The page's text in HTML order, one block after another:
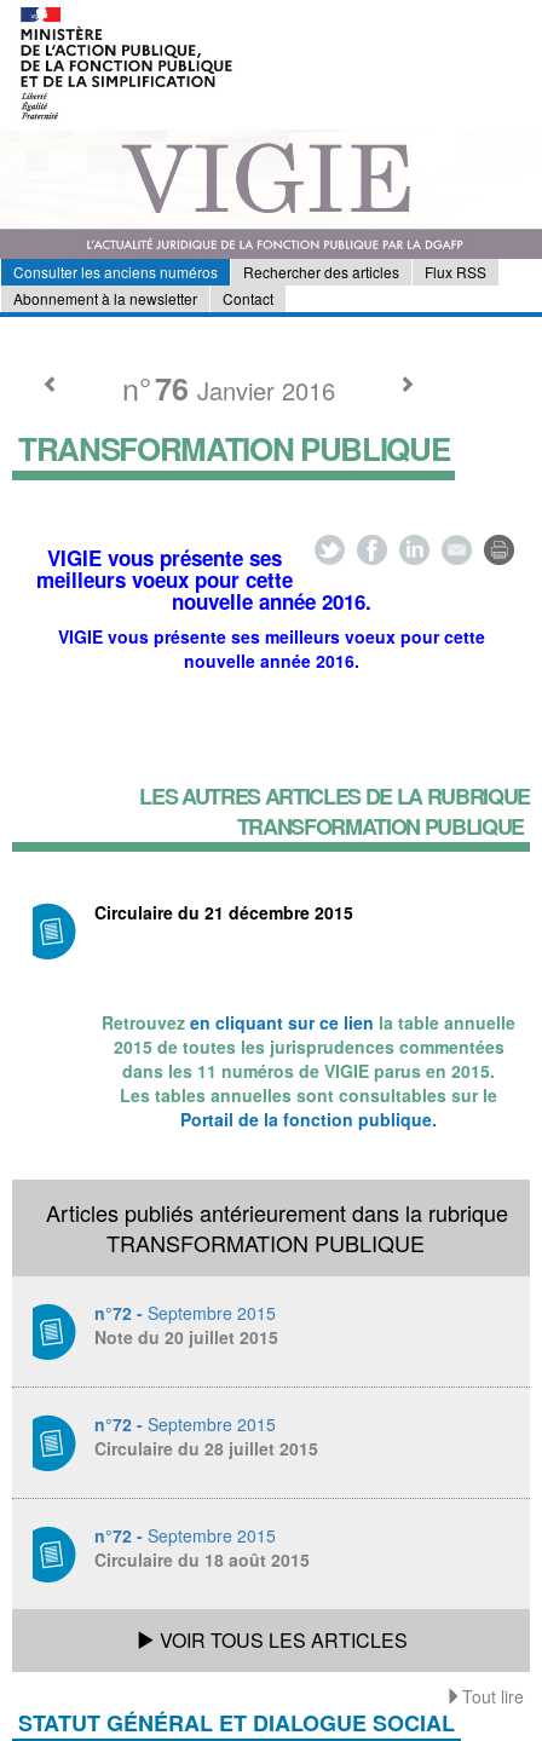
Consulter les anciens numéros Rechercher des articles
Flux RSS
Abonnement à la newsletter
Contact
n°76 Janvier 2016
TRANSFORMATION PUBLIQUE
VIGIE vous présente ses
meilleurs voeux pour cette
nouvelle année 2016.
VIGIE vous présente ses meilleurs voeux pour cette
nouvelle année 2016.
LES AUTRES ARTICLES DE LA RUBRIQUE
TRANSFORMATION PUBLIQUE
Circulaire du 21 décembre 2015
Retrouvezen cliquant sur ce lien la table annuelle
2015 de toutes les jurisprudences commentées
dans les 11 numéros de VIGIE parus en 2015.
Les tables annuelles sont consultables sur le
Portail de la fonction publique.
Articles publiés antérieurement dans la rubrique
TRANSFORMATION PUBLIQUE
n°72 - Septembre 2015
Note du 20 juillet 2015
n°72 - Septembre 2015
Circulaire du 28 juillet 2015
n°72 - Septembre 2015
Circulaire du 18 août 2015
VOIR TOUS LES ARTICLES
Tout lire
STATUT GÉNÉRAL ET DIALOGUE SOCIAL